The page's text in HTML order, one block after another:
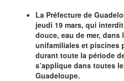
La Préfecture de
jeudi 19 mars, qui
douce, eau de mer,
unifamiliales et piscines
durant toute la période
s’applique dans toutes
Guadeloupe.